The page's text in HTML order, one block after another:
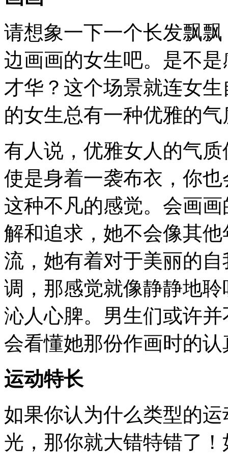
请想象一下一个长发飘
边画画的女生吧。是不
才华？这个场景就连女
的女生总有一种优雅的气
有人说，优雅女人的气
使是身着一袭布衣，你
这种不凡的感觉。会画
解和追求，她不会像其
流，她有着对于美丽的
调，那感觉就像静静地
沁人心脾。男生们或许
会看懂她那份作画时的
运动特长
如果你认为什么类型的
光，那你就大错特错了